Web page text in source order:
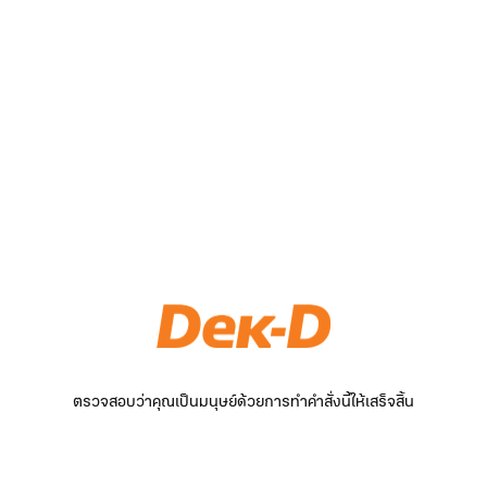
ตรวจสอบว่าคุณเป็นมนุษย์ด้วยการทำคำสั่งนี้ให้เสร็จสิ้น